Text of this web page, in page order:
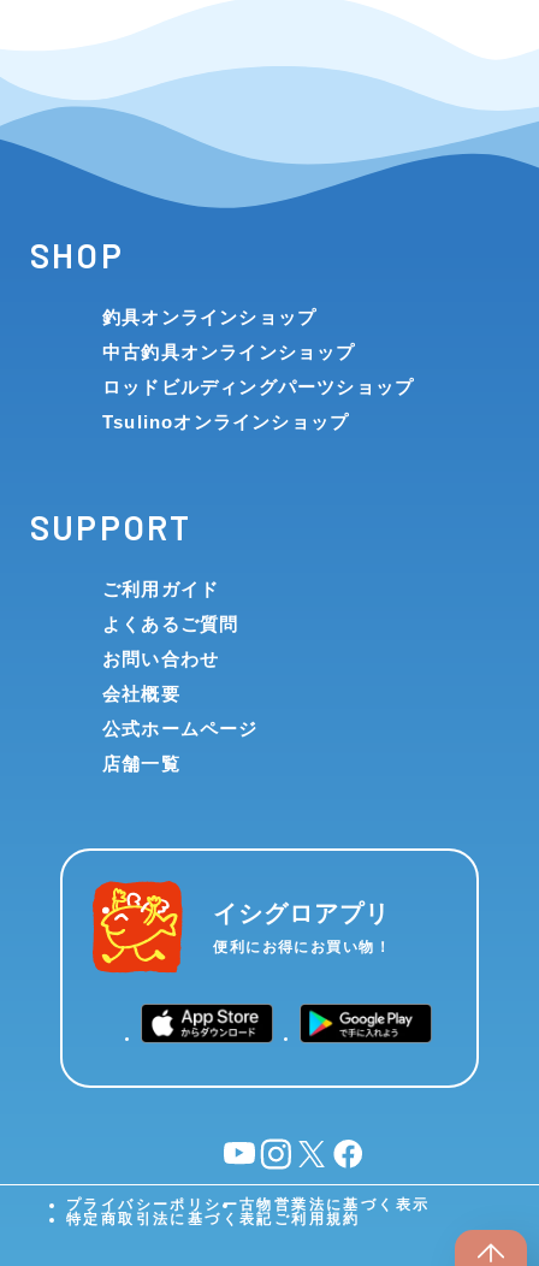
SHOP
釣具オンラインショップ
中古釣具オンラインショップ
ロッドビルディングパーツショップ
Tsulinoオンラインショップ
SUPPORT
ご利用ガイド
よくあるご質問
お問い合わせ
会社概要
公式ホームページ
店舗一覧
イシグロアプリ
便利にお得にお買い物！
YouTubeinstagram
X facebook
プライバシーポリシー古物営業法に基づく表示
特定商取引法に基づく表記 ご利用規約